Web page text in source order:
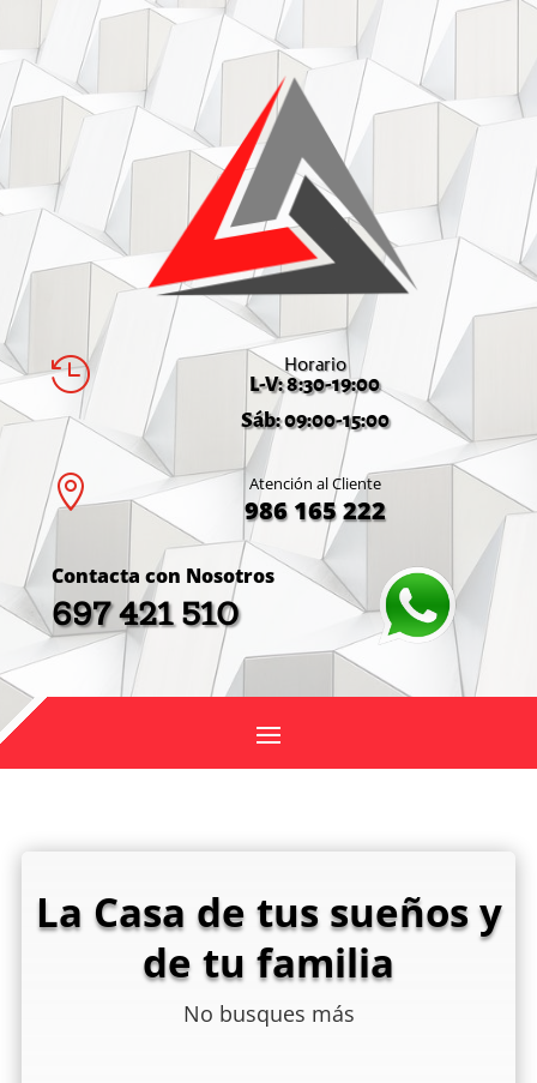
 Horario
L-V: 8:30-19:00
Sáb: 09:00-15:00
 Atención al Cliente
986 165 222
Contacta con Nosotros
697 421 510
La Casa de tus sueños y
de tu familia
No busques más